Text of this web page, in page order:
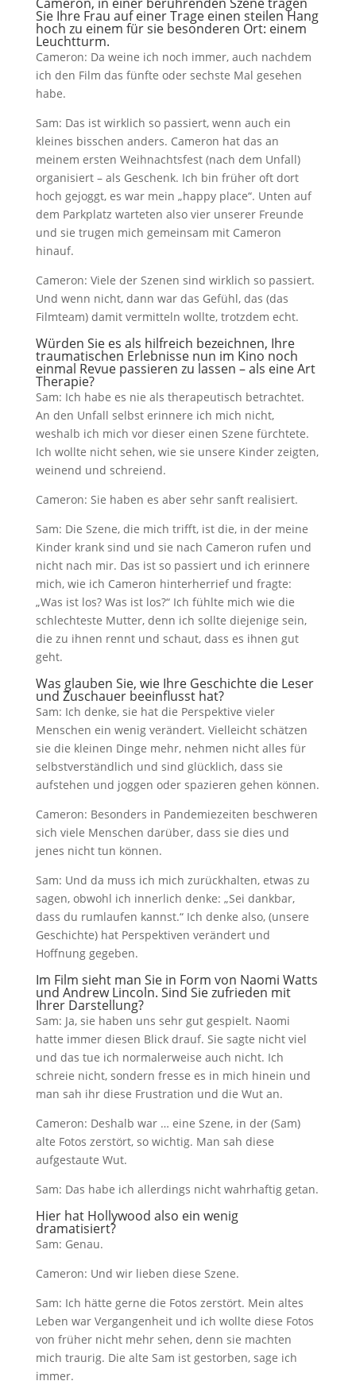
Sie Ihre Frau auf einer Trage einen steilen Hang
hoch zu einem für sie besonderen Ort: einem
Leuchtturm.
Cameron: Da weine ich noch immer, auch nachdem
ich den Film das fünfte oder sechste Mal gesehen
habe.
Sam: Das ist wirklich so passiert, wenn auch ein
kleines bisschen anders. Cameron hat das an
meinem ersten Weihnachtsfest (nach dem Unfall)
organisiert – als Geschenk. Ich bin früher oft dort
hoch gejoggt, es war mein „happy place“. Unten auf
dem Parkplatz warteten also vier unserer Freunde
und sie trugen mich gemeinsam mit Cameron
hinauf.
Cameron: Viele der Szenen sind wirklich so passiert.
Und wenn nicht, dann war das Gefühl, das (das
Filmteam) damit vermitteln wollte, trotzdem echt.
Würden Sie es als hilfreich bezeichnen, Ihre
traumatischen Erlebnisse nun im Kino noch
einmal Revue passieren zu lassen – als eine Art
Therapie?
Sam: Ich habe es nie als therapeutisch betrachtet.
An den Unfall selbst erinnere ich mich nicht,
weshalb ich mich vor dieser einen Szene fürchtete.
Ich wollte nicht sehen, wie sie unsere Kinder zeigten,
weinend und schreiend.
Cameron: Sie haben es aber sehr sanft realisiert.
Sam: Die Szene, die mich trifft, ist die, in der meine
Kinder krank sind und sie nach Cameron rufen und
nicht nach mir. Das ist so passiert und ich erinnere
mich, wie ich Cameron hinterherrief und fragte:
„Was ist los? Was ist los?“ Ich fühlte mich wie die
schlechteste Mutter, denn ich sollte diejenige sein,
die zu ihnen rennt und schaut, dass es ihnen gut
geht.
Was glauben Sie, wie Ihre Geschichte die Leser
und Zuschauer beeinflusst hat?
Sam: Ich denke, sie hat die Perspektive vieler
Menschen ein wenig verändert. Vielleicht schätzen
sie die kleinen Dinge mehr, nehmen nicht alles für
selbstverständlich und sind glücklich, dass sie
aufstehen und joggen oder spazieren gehen können.
Cameron: Besonders in Pandemiezeiten beschweren
sich viele Menschen darüber, dass sie dies und
jenes nicht tun können.
Sam: Und da muss ich mich zurückhalten, etwas zu
sagen, obwohl ich innerlich denke: „Sei dankbar,
dass du rumlaufen kannst.“ Ich denke also, (unsere
Geschichte) hat Perspektiven verändert und
Hoffnung gegeben.
Im Film sieht man Sie in Form von Naomi Watts
und Andrew Lincoln. Sind Sie zufrieden mit
Ihrer Darstellung?
Sam: Ja, sie haben uns sehr gut gespielt. Naomi
hatte immer diesen Blick drauf. Sie sagte nicht viel
und das tue ich normalerweise auch nicht. Ich
schreie nicht, sondern fresse es in mich hinein und
man sah ihr diese Frustration und die Wut an.
Cameron: Deshalb war … eine Szene, in der (Sam)
alte Fotos zerstört, so wichtig. Man sah diese
aufgestaute Wut.
Sam: Das habe ich allerdings nicht wahrhaftig getan.
Hier hat Hollywood also ein wenig
dramatisiert?
Sam: Genau.
Cameron: Und wir lieben diese Szene.
Sam: Ich hätte gerne die Fotos zerstört. Mein altes
Leben war Vergangenheit und ich wollte diese Fotos
von früher nicht mehr sehen, denn sie machten
mich traurig. Die alte Sam ist gestorben, sage ich
immer.